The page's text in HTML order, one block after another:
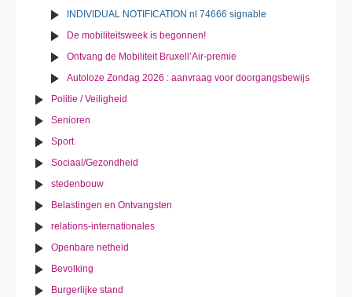
INDIVIDUAL NOTIFICATION nl 74666 signable
De mobiliteitsweek is begonnen!
Ontvang de Mobiliteit Bruxell’Air-premie
Autoloze Zondag 2026 : aanvraag voor doorgangsbewijs
Politie / Veiligheid
Senioren
Sport
Sociaal/Gezondheid
stedenbouw
Belastingen en Ontvangsten
relations-internationales
Openbare netheid
Bevolking
Burgerlijke stand